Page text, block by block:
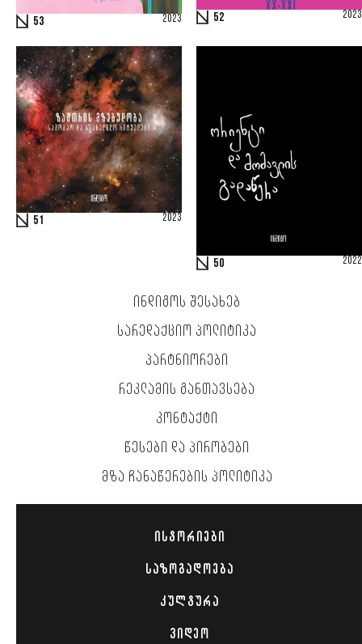
53 2023 52 2023
51 2023
50 2022
ᲘᲜᲓᲘᲒᲝᲡ ᲨᲔᲡᲐᲮᲔᲑ
ᲡᲐᲠᲔᲓᲐᲥᲪᲘᲝ ᲞᲝᲚᲘᲢᲘᲙᲐ
ᲞᲐᲠᲢᲜᲘᲝᲠᲔᲑᲘ
ᲠᲔᲙᲚᲐᲛᲘᲡ ᲒᲐᲜᲗᲐᲕᲡᲔᲑᲐ
ᲙᲝᲜᲢᲐᲥᲢᲘ
ᲬᲔᲡᲔᲑᲘ ᲓᲐ ᲞᲘᲠᲝᲑᲔᲑᲘ
ᲛᲖᲐ ᲩᲐᲜᲐᲬᲔᲠᲔᲑᲘᲡ ᲞᲝᲚᲘᲢᲘᲙᲐ
ᲘᲡᲢᲝᲠᲘᲔᲑᲘ
ᲡᲐᲖᲝᲒᲐᲓᲝᲔᲑᲐ
ᲙᲣᲚᲢᲣᲠᲐ
ᲕᲘᲓᲔᲝ